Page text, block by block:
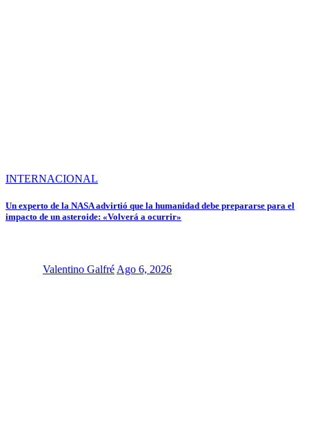
INTERNACIONAL
Un experto de la NASA advirtió que la humanidad debe prepararse para el
impacto de un asteroide: «Volverá a ocurrir»
Valentino Galfré Ago 6, 2026